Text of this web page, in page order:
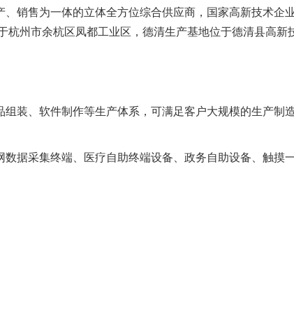
销售为一体的立体全方位综合供应商，国家高新技术
州市余杭区凤都工业区，德清生产基地位于德清县高新
装、软件制作等生产体系，可满足客户大规模的生产制
据采集终端、医疗自助终端设备、政务自助设备、触摸